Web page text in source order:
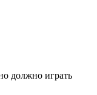
должно играть